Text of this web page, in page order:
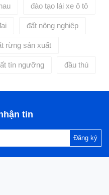
đào tạo lái xe ô tô
đất nông nghiệp
rừng sản xuất
tín ngưỡng đầu thú
tin
Đăng ký